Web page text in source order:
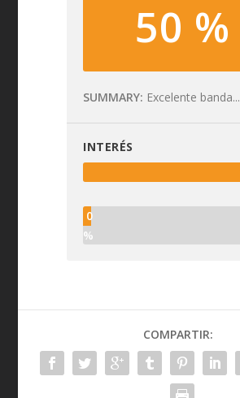
50 %
SUMMARY Excelente banda...
INTERÉS
0
%
COMPARTIR: